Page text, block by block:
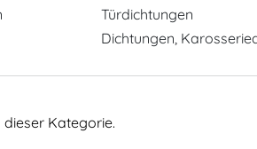
Türdichtungen
Dichtungen,
dieser Kategorie.